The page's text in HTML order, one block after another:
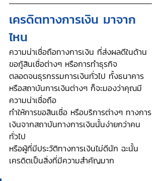
เครดิตทางการเงิน มาจาก
ไหน
ความน่าเชื่อถือทางการเงิน ที่ส่งผลดีในด้าน
ขอกู้สินเชื่อต่างๆ หรือการทำธุรกิจ
ตลอดจนธุรกรรมการเงินทั่วไป ทั้งธนาคาร
หรือสถาบันการเงินต่างๆ ก็จะมองว่าคุณมี
ความน่าเชื่อถือ
ทำให้การขอสินเชื่อ หรือบริการต่างๆ ทางการ
เงินจากสถาบันทางการเงินนั้นง่ายกว่าคน
ทั่วไป
หรือผู้ที่มีประวัติทางการเงินไม่ดีนัก ฉะนั้น
เครดิตเป็นสิ่งที่มีความสำคัญมาก